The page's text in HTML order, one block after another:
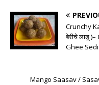
Crunchy
बेरीचे लाडू
Ghee
Mango Saasav /